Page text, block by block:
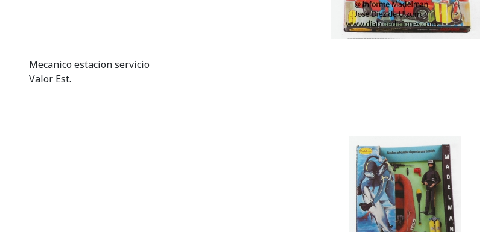
Mecanico estacion servicio
Valor Est.